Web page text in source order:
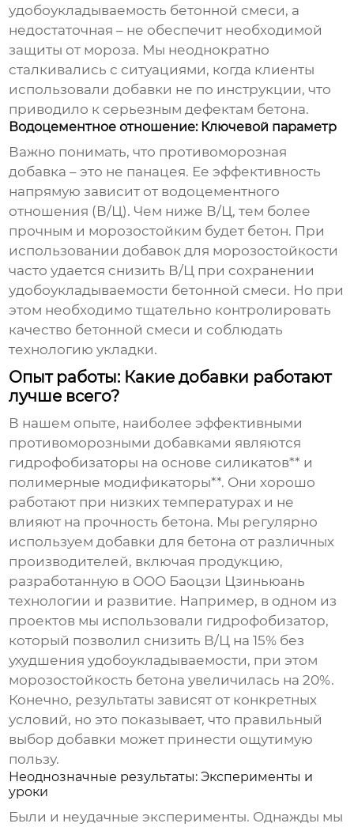
удобоукладываемость бетонной смеси, а
недостаточная – не обеспечит необходимой
защиты от мороза. Мы неоднократно
сталкивались с ситуациями, когда клиенты
использовалидобавки не по инструкции, что
приводило к серьезным дефектам бетона.
Водоцементное отношение: Ключевой параметр
Важно понимать, что противоморозная
добавка – это не панацея. Ее эффективность
напрямую зависит от водоцементного
отношения (В/Ц). Чем ниже В/Ц, тем более
прочным и морозостойким будет бетон. При
использованиидобавок для морозостойкости
часто удается снизить В/Ц при сохранении
удобоукладываемости бетонной смеси. Но при
этом необходимо тщательно контролировать
качество бетонной смеси и соблюдать
технологию укладки.
Опыт работы: Какие добавки работают
лучше всего?
В нашем опыте, наиболее эффективными
противоморозными добавками являются
гидрофобизаторы на основе силикатов** и
полимерные модификаторы**. Они хорошо
работают при низких температурах и не
влияют на прочность бетона. Мы регулярно
используемдобавки для бетона от различных
производителей, включая продукцию,
разработанную в ООО Баоцзи Цзиньюань
технологии и развитие. Например, в одном из
проектов мы использовали гидрофобизатор,
который позволил снизить В/Ц на 15% без
ухудшения удобоукладываемости, при этом
морозостойкость бетона увеличилась на 20%.
Конечно, результаты зависят от конкретных
условий, но это показывает, что правильный
выбордобавки может принести ощутимую
пользу.
Неоднозначные результаты: Эксперименты и
уроки
Были и неудачные эксперименты. Однажды мы